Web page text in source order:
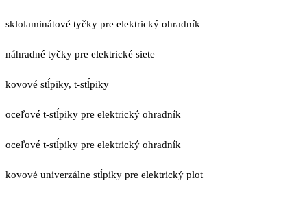
sklolaminátové tyčky pre elektrický ohradník
náhradné tyčky pre elektrické siete
kovové stĺpiky, t-stĺpiky
oceľové t-stĺpiky pre elektrický ohradník
oceľové t-stĺpiky pre elektrický ohradník
kovové univerzálne stĺpiky pre elektrický plot